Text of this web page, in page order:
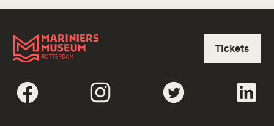
Volg social linksFacebookVolg social linksInstagram
Volg social
Tickets